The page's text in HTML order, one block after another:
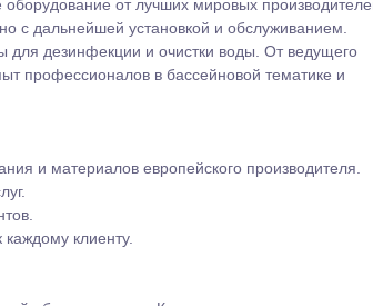
клиенту.
Уже после первого звонка Вы почувствуете и
качество предлагаемого оборудования и
создания доверительных отношений с
остался доволен качеством товара и